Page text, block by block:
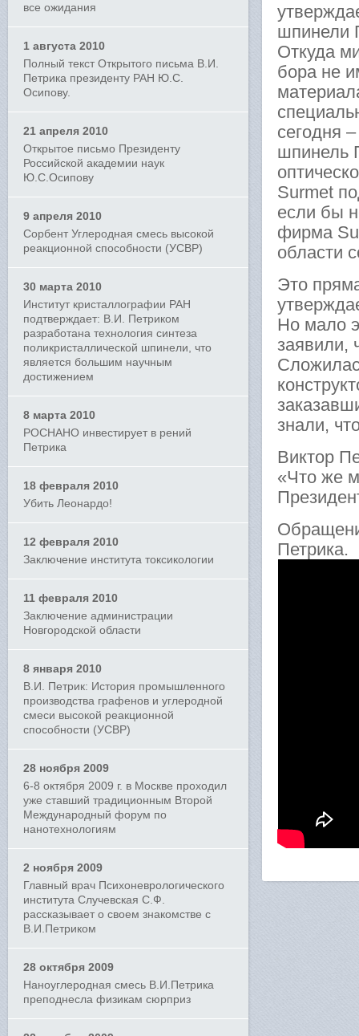
все ожидания
1 августа 2010
Полный текст Открытого письма В.И.
Петрика президенту РАН Ю.С.
Осипову.
21 апреля 2010
Открытое письмо Президенту
Российской академии наук
Ю.С.Осипову
9 апреля 2010
Сорбент Углеродная смесь высокой
реакционной способности (УСВР)
30 марта 2010
Институт кристаллографии РАН
подтверждает: В.И. Петриком
разработана технология синтеза
поликристаллической шпинели, что
является большим научным
достижением
8 марта 2010
РОСНАНО инвестирует в рений
Петрика
18 февраля 2010
Убить Леонардо!
12 февраля 2010
Заключение института токсикологии
11 февраля 2010
Заключение администрации
Новгородской области
8 января 2010
В.И. Петрик: История промышленного
производства графенов и углеродной
смеси высокой реакционной
способности (УСВР)
28 ноября 2009
6-8 октября 2009 г. в Москве проходил
уже ставший традиционным Второй
Международный форум по
нанотехнологиям
2 ноября 2009
Главный врач Психоневрологического
института Случевская С.Ф.
рассказывает о своем знакомстве с
В.И.Петриком
28 октября 2009
Наноуглеродная смесь В.И.Петрика
преподнесла физикам сюрприз
шпинели
Откуда
бора не
сегодня
шпинель
Surmet
если бы
фирма
области
Это
Но мало
заявили,
знали,
Виктор
«Что же
Петрика.